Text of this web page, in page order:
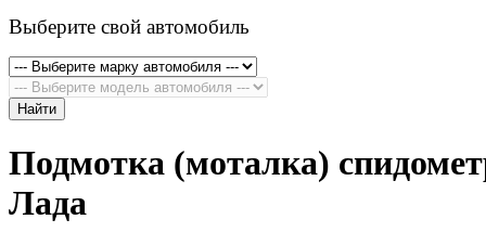
Выберите свой автомобиль
Найти
Подмотка (моталка)
Лада